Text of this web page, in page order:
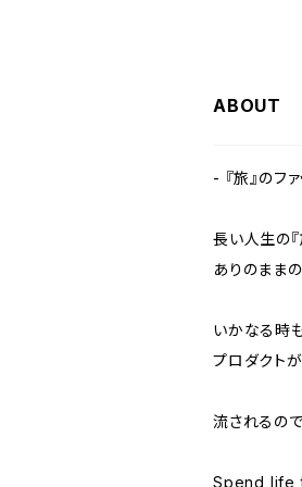
ABOUT
- 『旅』のフ
長い人生の
ありのまま
いかなる時
プロダクト
流されるの
Spend life